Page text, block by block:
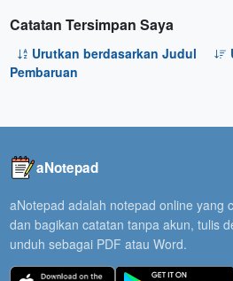
Catatan Tersimpan Saya
Urutkan berdasarkan Judul
Pembaruan
aNotepad
aNotepad adalah notepad online yang
dan bagikan catatan tanpa akun, tulis
unduh sebagai PDF atau Word.